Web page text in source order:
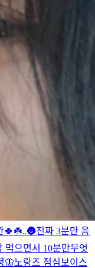
🍀☘️..🌚진짜 3분만 음
먹으면서 10분만무엇
🦋노랑즈 점심보이스